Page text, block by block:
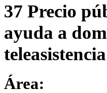
37 Precio
ayuda a
teleasistencia
Área: